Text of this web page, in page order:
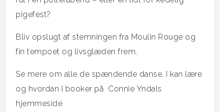
pigefest?
Bliv opslugt af stemningen fra Moulin Rouge og
fin tempoet og livsglæden frem.
Se mere om alle de spændende danse, I kan lære
og hvordan I booker på Connie Yndals
hjemmeside